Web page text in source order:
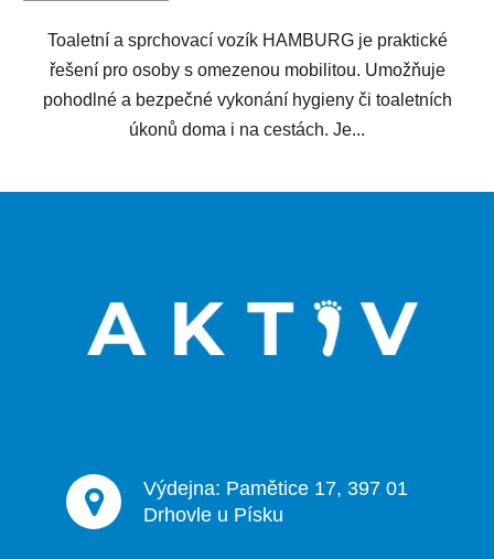
Toaletní a sprchovací vozík HAMBURG je praktické
řešení pro osoby s omezenou mobilitou. Umožňuje
pohodlné a bezpečné vykonání hygieny či toaletních
úkonů doma i na cestách. Je...
Výdejna: Pamětice 17, 397 01
Drhovle u Písku